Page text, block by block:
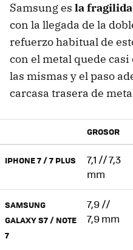
Samsung es la
con la llegada de la
refuerzo habitual de
con el metal quede
las mismas y el paso
carcasa trasera de
GROSOR
IPHONE 7 / 7 PLUS
7,1 // 7,3
mm
SAMSUNG
GALAXY S7 / NOTE
7
7,9 //
7,9 mm